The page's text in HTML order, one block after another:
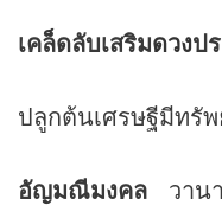
เคล็ดลับเสริมดวงป
ปลูกต้นเศรษฐีมีทรั
อัญมณีมงคล วาน